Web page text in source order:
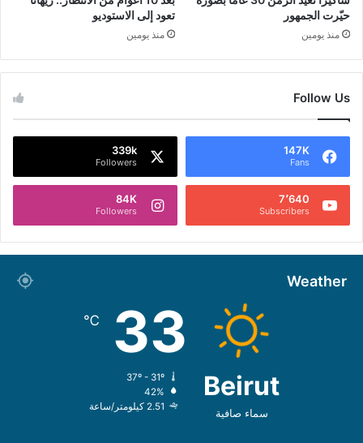
حيّرت الجمهور
منذ يومين
تعود إلى الاستوديو
منذ يومين
Follow Us
147K
Fans
339k
Followers
7٬640
Subscribers
84K
Followers
Weather
Beirut
سماء صافية
33
℃
42%
2.51 كيلومتر/ساعة